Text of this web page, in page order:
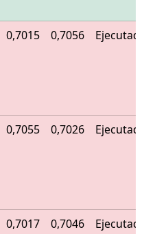
0,7015 0,7056
0,7055 0,7026
0,7017 0,7046